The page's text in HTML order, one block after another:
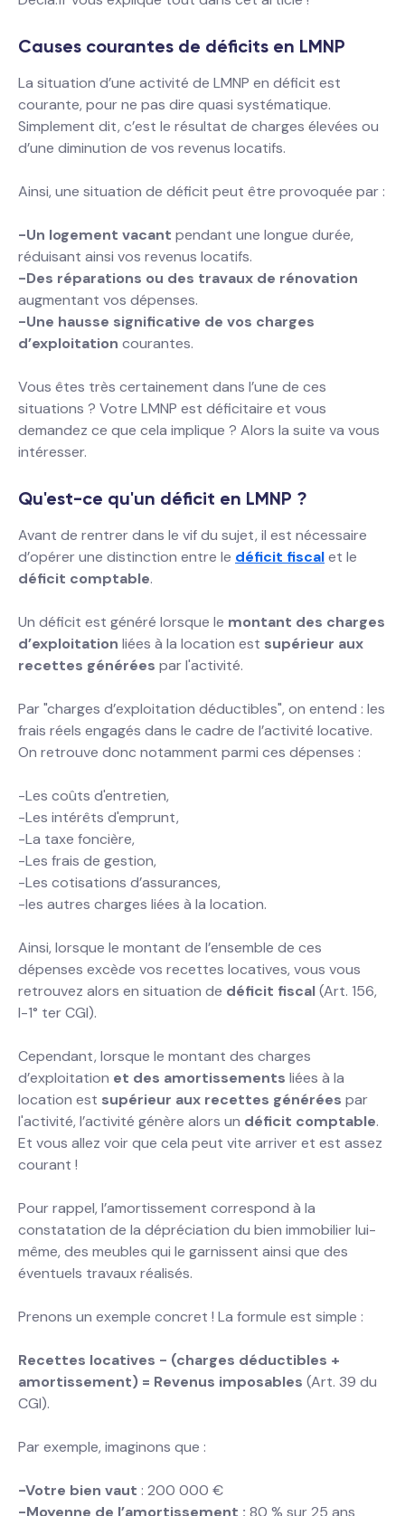
Causes courantes de déficits en LMNP
La situation d’une activité de LMNP en déficit est
courante, pour ne pas dire quasi systématique.
Simplement dit, c’est le résultat de charges élevées ou
d’une diminution de vos revenus locatifs.
Ainsi, une situation de déficit peut être provoquée par :
-Un logement vacant pendant une longue durée,
réduisant ainsi vos revenus locatifs.
-Des réparations ou des travaux de rénovation
augmentant vos dépenses.
-Une hausse significative de vos charges
d’exploitation courantes.
Vous êtes très certainement dans l’une de ces
situations ? Votre LMNP est déficitaire et vous
demandez ce que cela implique ? Alors la suite va vous
intéresser.
Qu'est-ce qu'un déficit en LMNP ?
Avant de rentrer dans le vif du sujet, il est nécessaire
d’opérer une distinction entre le déficit fiscalet le
déficit comptable.
Un déficit est généré lorsque le montant des charges
d’exploitation liées à la location est supérieur aux
recettes générées par l'activité.
Par "charges d’exploitation déductibles", on entend : les
frais réels engagés dans le cadre de l’activité locative.
On retrouve donc notamment parmi ces dépenses :
-Les coûts d'entretien,
-Les intérêts d'emprunt,
-La taxe foncière,
-Les frais de gestion,
-Les cotisations d’assurances,
-les autres charges liées à la location.
Ainsi, lorsque le montant de l’ensemble de ces
dépenses excède vos recettes locatives, vous vous
retrouvez alors en situation de déficit fiscal(Art. 156,
I-1° ter CGI).
Cependant, lorsque le montant des charges
d’exploitation et des amortissements liées à la
location est supérieur aux recettes générées par
l'activité, l’activité génère alors un déficit comptable.
Et vous allez voir que cela peut vite arriver et est assez
courant !
Pour rappel, l’amortissement correspond à la
constatation de la dépréciation du bien immobilier lui-
même, des meubles qui le garnissent ainsi que des
éventuels travaux réalisés.
Prenons un exemple concret ! La formule est simple :
Recettes locatives - (charges déductibles +
amortissement) = Revenus imposables (Art. 39 du
CGI).
Par exemple, imaginons que :
-Votre bien vaut : 200 000 €
-Moyenne de l’amortissement : 80 % sur 25 ans